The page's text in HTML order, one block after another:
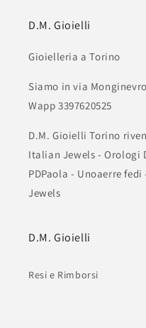
D.M. Gioielli
Gioielleria a Torino
Siamo in via
Wapp 3397620525
D.M. Gioielli Torino
Italian Jewels - Orologi
PDPaola - Unoaerre
Jewels
D.M. Gioielli
Resi e Rimborsi